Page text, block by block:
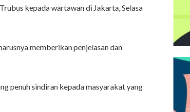
kepada wartawan di Jakarta, Selasa
memberikan penjelasan dan
penuh sindiran kepada masyarakat yang